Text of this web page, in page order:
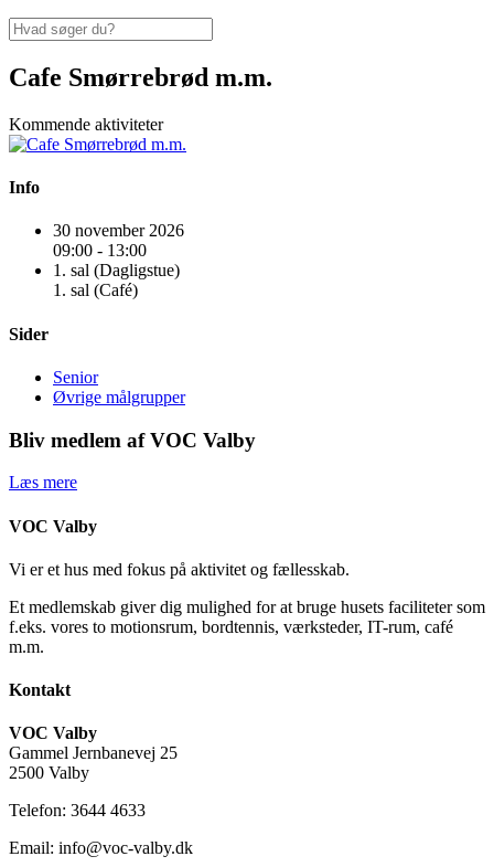
Cafe Smørrebrød m.m.
Kommende aktiviteter
Info
30 november 2026
09:00 - 13:00
1. sal (Dagligstue)
1. sal (Café)
Sider
Senior
Øvrige målgrupper
Bliv medlem af VOC Valby
Læs mere
VOC Valby
Vi er et hus med fokus på aktivitet og fællesskab.
Et medlemskab giver dig mulighed for at bruge husets faciliteter som
f.eks. vores to motionsrum, bordtennis, værksteder, IT-rum, café
m.m.
Kontakt
VOC Valby
Gammel Jernbanevej 25
2500 Valby
Telefon: 3644 4633
Email: info@voc-valby.dk